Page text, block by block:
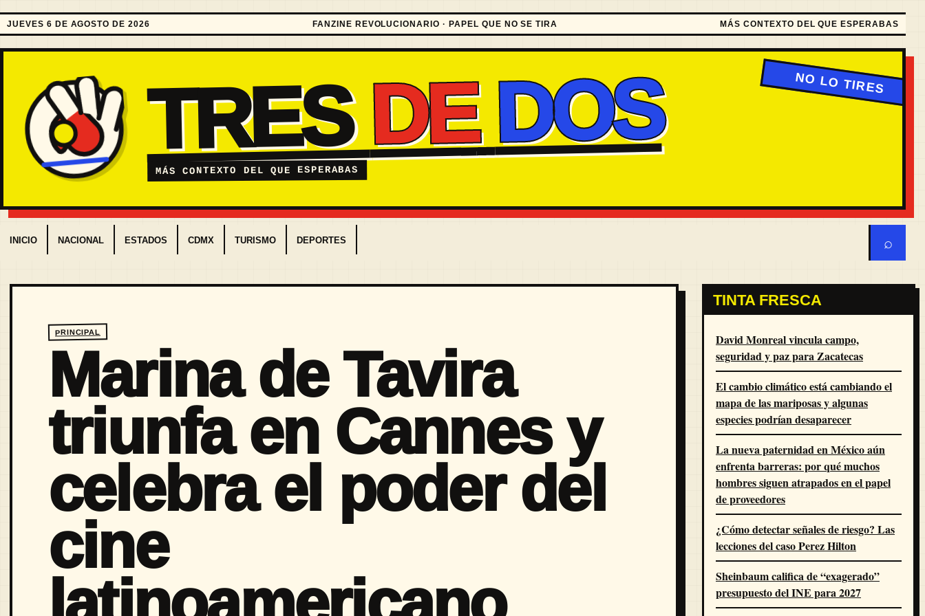
JUEVES 6 DE AGOSTO DE 2026 FANZINE REVOLUCIONARIO · PAPEL QUE NO SE TIRA MÁS CONTEXTO DEL QUE ESPERABAS
TRESDE DOS
MÁS CONTEXTO DEL QUE ESPERABAS
INICIO NACIONAL ESTADOS CDMX TURISMO DEPORTES ⌕
PRINCIPAL
Marina de Tavira
triunfa en Cannes y
celebra el poder del
cine
TINTA FRESCA
David Monreal vincula campo,
seguridad y paz para Zacatecas
El cambio climático está cambiando el
mapa de las mariposas y algunas
especies podrían desaparecer
La nueva paternidad en México aún
enfrenta barreras: por qué muchos
hombres siguen atrapados en el papel
de proveedores
¿Cómo detectar señales de riesgo? Las
lecciones del caso Perez Hilton
Sheinbaum califica de “exagerado”
presupuesto del INE para 2027